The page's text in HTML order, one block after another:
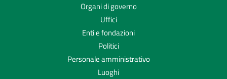
Organi di governo
Uffici
Enti e fondazioni
Politici
Personale amministrativo
Luoghi